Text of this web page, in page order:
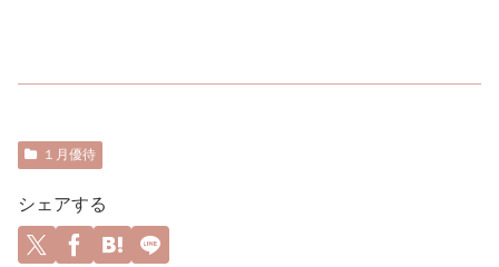
１月優待
シェアする